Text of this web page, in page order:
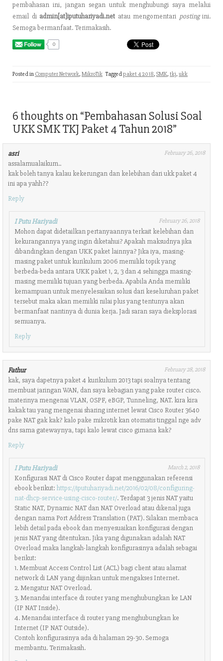
pembahasan ini, jangan segan untuk menghubungi saya melalui
email di admin[at]iputuhariyadi.net atau mengomentari postingini.
Semoga bermanfaat. Terimakasih.
0
Posted in Computer Network, MikroTik Taggedpaket 4 2018, SMK, tkj, ukk
6 thoughts on “Pembahasan Solusi Soal
UKK SMK TKJ Paket 4 Tahun 2018”
asri February 26, 2018
assalamualaikum..
kak boleh tanya kalau kekerungan dan kelebihan dari ukk paket 4
ini apa yahh??
Reply
I Putu Hariyadi February 26, 2018
Mohon dapat didetailkan pertanyaannya terkait kelebihan dan
kekurangannya yang ingin diketahui? Apakah maksudnya jika
dibandingkan dengan UKK paket lainnya? Jika iya, masing-
masing paket untuk kurikulum 2006 memiliki topik yang
berbeda-beda antara UKK paket 1, 2, 3 dan 4 sehingga masing-
masing memiliki tujuan yang berbeda. Apabila Anda memiliki
kemampuan untuk menyelesaikan solusi dari keseluruhan paket
tersebut maka akan memiliki nilai plus yang tentunya akan
bermanfaat nantinya di dunia kerja. Jadi saran saya dieksplorasi
semuanya.
Reply
Fathur February 28, 2018
kak, saya dapetnya paket 4 kurikulum 2013 tapi soalnya tentang
membuat jaringan WAN, dan saya kebagian yang pake router cisco.
materinya mengenai VLAN, OSPF, eBGP, Tunneling, NAT. kira kira
kakak tau yang mengenai sharing internet lewat Cisco Router 3640
pake NAT gak kak? kalo pake mikrotik kan otomatis tinggal nge adv
dns sama gatewaynya, tapi kalo lewat cisco gimana kak?
Reply
I Putu Hariyadi March 2, 2018
Konfigurasi NAT di Cisco Router dapat menggunakan referensi
ebook berikut:https://iputuhariyadi.net/2016/02/08/configuring-
nat-dhcp-service-using-cisco-router/. Terdapat 3 jenis NAT yaitu
Static NAT, Dynamic NAT dan NAT Overload atau dikenal juga
dengan nama Port Address Translation (PAT). Silakan membaca
lebih detail pada ebook dan menyesuaikan konfigurasi dengan
jenis NAT yang ditentukan. Jika yang digunakan adalah NAT
Overload maka langkah-langkah konfigurasinya adalah sebagai
berikut:
1. Membuat Access Control List (ACL) bagi client atau alamat
network di LAN yang diijinkan untuk mengakses Internet.
2. Mengatur NAT Overload.
3. Menandai interface di router yang menghubungkan ke LAN
(IP NAT Inside).
4. Menandai interface di router yang menghubungkan ke
Internet (IP NAT Outside).
Contoh konfigurasinya ada di halaman 29-30. Semoga
membantu. Terimakasih.